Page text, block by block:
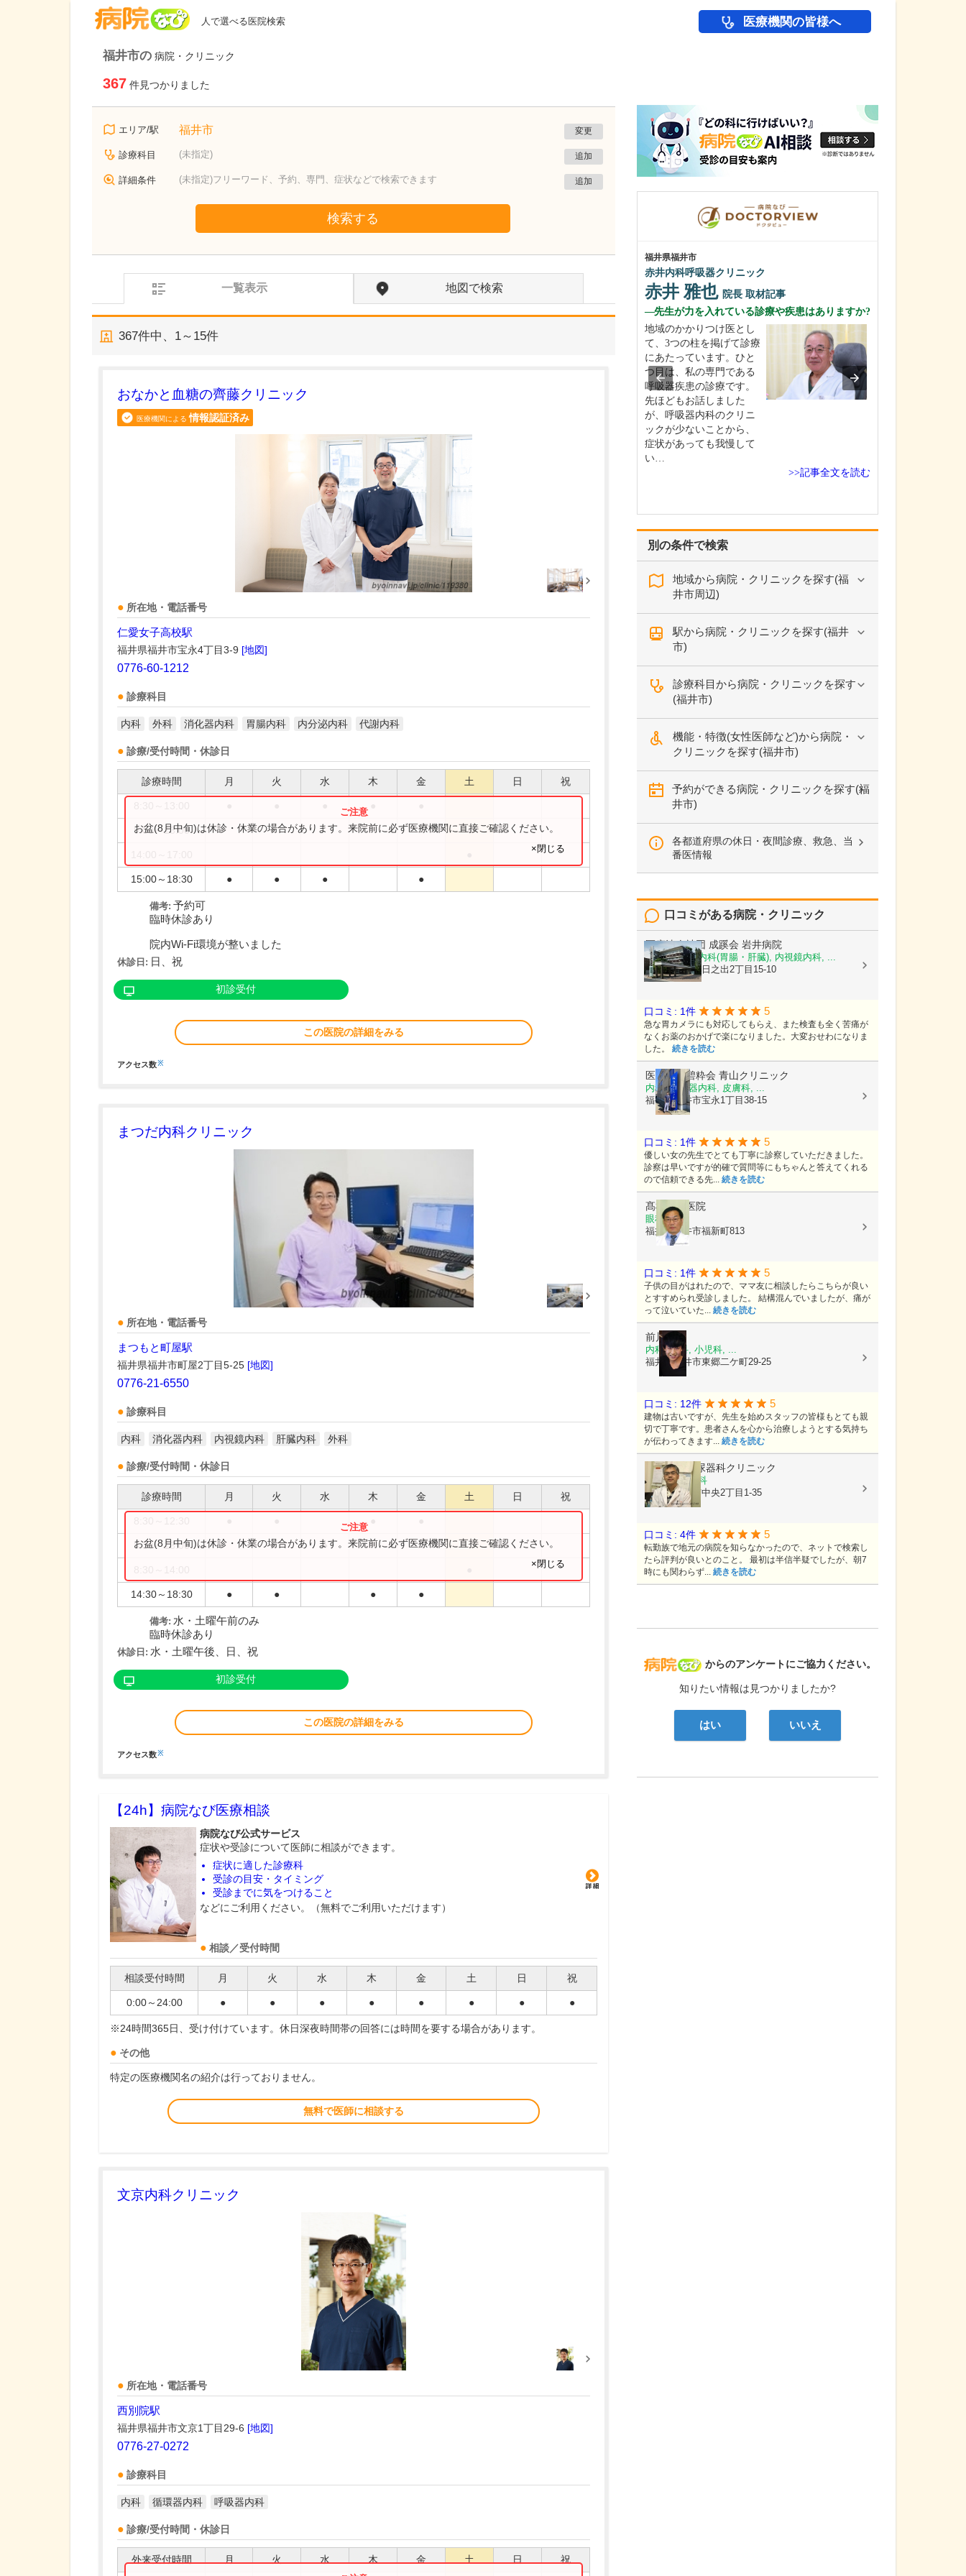
人で選べる医院検索 医療機関の皆様へ
福井市の 病院・クリニック
367 件見つかりました
エリア/駅 福井市 変更
診療科目 (未指定) 追加
詳細条件 (未指定)フリーワード、予約、専門、症状などで検索できます 追加
検索する
一覧表示 地図で検索
367件中、 1～15件
おなかと血糖の齊藤クリニック
医療機関による 情報認証済み
所在地・電話番号
仁愛女子高校駅
福井県福井市宝永4丁目3-9 [地図]
0776-60-1212
診療科目
内科 外科 消化器内科 胃腸内科 内分泌内科 代謝内科
診療/受付時間・休診日
診療時間 月 火 水 木 金 土 日 祝
9:00～13:00 ●
15:00～18:30 ● ● ● ●
お盆(8月中旬)は休診・休業の場合があります。来院前に必ず医療機関に直接ご確認ください。
×閉じる
備考: 予約可
臨時休診あり
院内Wi-Fi環境が整いました
休診日: 日、祝
初診受付
この医院の詳細をみる
アクセス数※
まつだ内科クリニック
所在地・電話番号
まつもと町屋駅
福井県福井市町屋2丁目5-25 [地図]
0776-21-6550
診療科目
内科 消化器内科 内視鏡内科 肝臓内科 外科
診療/受付時間・休診日
診療時間 月 火 水 木 金 土 日 祝
8:30～13:00 ●
14:30～18:30 ● ● ● ●
お盆(8月中旬)は休診・休業の場合があります。来院前に必ず医療機関に直接ご確認ください。
×閉じる
備考: 水・土曜午前のみ
臨時休診あり
休診日: 水・土曜午後、日、祝
初診受付
この医院の詳細をみる
アクセス数※
【24h】 病院なび医療相談
病院なび公式サービス
症状や受診について医師に相談ができます。
症状に適した診療科
受診の目安・タイミング
受診までに気をつけること
などにご利用ください。（無料でご利用いただけます）
相談／受付時間
相談受付時間 月 火 水 木 金 土 日 祝
0:00～24:00 ● ● ● ● ● ● ● ●
※24時間365日、受け付けています。休日深夜時間帯の回答には時間を要する場合があります。
その他
特定の医療機関名の紹介は行っておりません。
無料で医師に相談する
文京内科クリニック
所在地・電話番号
西別院駅
福井県福井市文京1丁目29-6 [地図]
0776-27-0272
診療科目
内科 循環器内科 呼吸器内科
診療/受付時間・休診日
外来受付時間 月 火 水 木 金 土 日 祝
別の条件で検索
地域から病院・クリニックを探す(福
井市周辺)
駅から病院・クリニックを探す(福井
市)
診療科目から病院・クリニックを探す
(福井市)
機能・特徴(女性医師など)から病院・
クリニックを探す(福井市)
予約ができる病院・クリニックを探す(福
井市)
各都道府県の休日・夜間診療、救急、当
番医情報
病院なび
からのアンケートにご協力ください。
知りたい情報は見つかりましたか?
はい いいえ
口コミがある病院・クリニック
医療法人社団 成蹊会 岩井病院
内科, 消化器内科(胃腸・肝臓), 内視鏡内科, ...
福井県福井市日之出2丁目15-10
口コミ: 1件 5
急な胃カメラにも対応してもらえ、また検査も全く苦痛が
なくお薬のおかげで楽になりました。大変おせわになりま
した。 続きを読む
医療法人碧粋会 青山クリニック
内科, 循環器内科, 皮膚科, ...
福井県福井市宝永1丁目38-15
口コミ: 1件 5
優しい女の先生でとても丁寧に診察していただきました。
診察は早いですが的確で質問等にもちゃんと答えてくれる
ので信頼できる先... 続きを読む
髙橋眼科医院
眼科
福井県福井市福新町813
口コミ: 1件 5
子供の目がはれたので、ママ友に相談したらこちらが良い
とすすめられ受診しました。 結構混んでいましたが、痛が
って泣いていた... 続きを読む
前川医院
内科, 外科, 小児科, ...
福井県福井市東郷二ケ町29-25
口コミ: 12件 5
建物は古いですが、先生を始めスタッフの皆様もとても親
切で丁寧です。患者さんを心から治療しようとする気持ち
が伝わってきます... 続きを読む
さいかわ泌尿器科クリニック
泌尿器科, 内科
福井県福井市中央2丁目1-35
口コミ: 4件 5
転勤族で地元の病院を知らなかったので、ネットで検索し
たら評判が良いとのこと。 最初は半信半疑でしたが、朝7
時にも関わらず... 続きを読む
福井県福井市
赤井内科呼吸器クリニック
赤井 雅也 院長 取材記事
先生が力を入れている診療や疾患はありますか?
地域のかかりつけ医とし
て、3つの柱を掲げて診療
にあたっています。ひと
つ目は、私の専門である
呼吸器疾患の診療です。
先ほどもお話しました
が、呼吸器内科のクリニ
ックが少ないことから、
症状があっても我慢して
い…
>>記事全文を読む
埼玉県川口市
ひろ小児科ファミリークリニック
神山 浩院長取材記事
症状やご相談で受診さ
れ…